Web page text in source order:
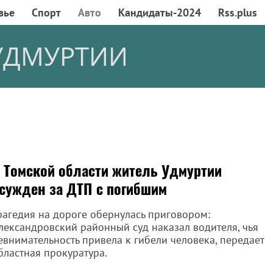
Спорт Авто Кандидаты-2024 Rss.plus
области житель Удмуртии
за ДТП с погибшим
на дороге обернулась приговором:
районный суд наказал водителя, чья
привела к гибели человека, передает
прокуратура.